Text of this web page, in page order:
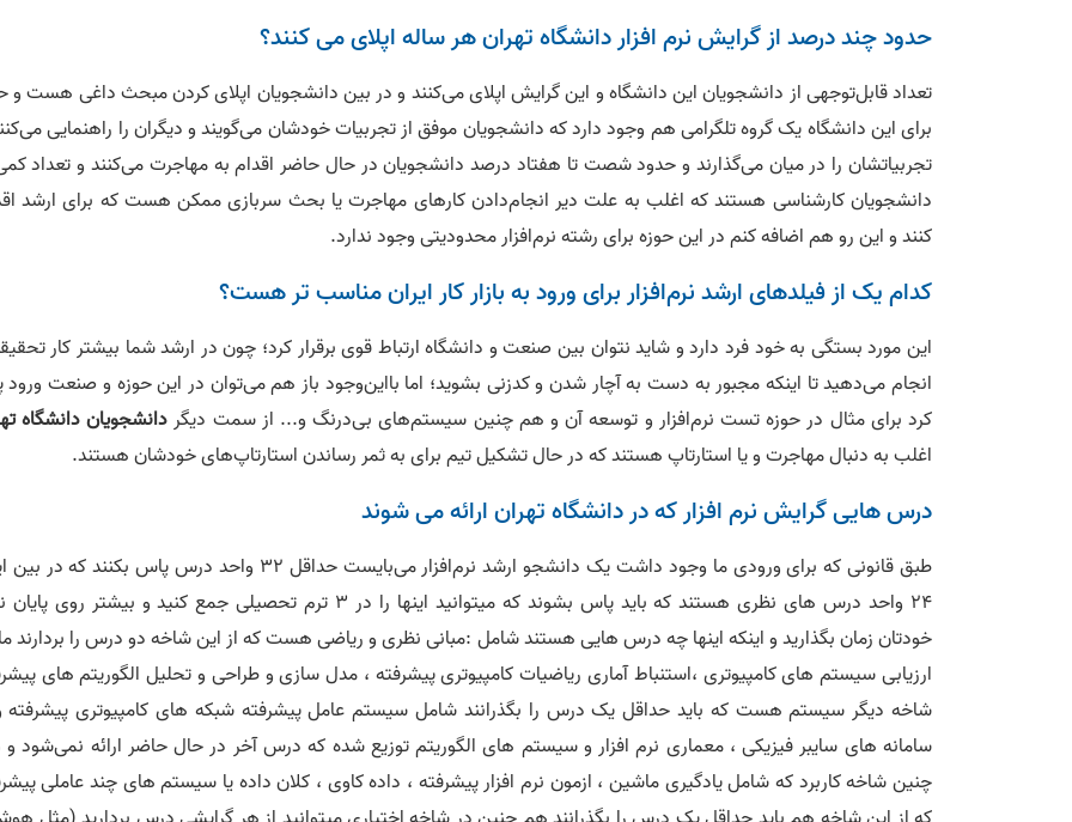
حدود چند درصد از گرایش نرم افزار دانشگاه تهران هر ساله اپلای می‌ کنند؟
تعداد قابل‌توجهی از دانشجویان این دانشگاه و این گرایش اپلای می‌کنند و در بین دانشجویان اپلای کردن مبحث داغی هست و
برای این دانشگاه یک گروه تلگرامی هم وجود دارد که دانشجویان موفق از تجربیات خودشان می‌گویند و دیگران را راهنمایی
تجربیاتشان را در میان می‌گذارند و حدود شصت تا هفتاد درصد دانشجویان در حال حاضر اقدام به مهاجرت می‌کنند و تعداد
دانشجویان کارشناسی هستند که اغلب به علت دیر انجام‌دادن کارهای مهاجرت یا بحث سربازی ممکن هست که برای ارشد
کنند و این رو هم اضافه کنم در این حوزه برای رشته نرم‌افزار محدودیتی وجود ندارد.
کدام یک از فیلدهای ارشد نرم‌افزار برای ورود به بازار کار ایران مناسب‌ تر هست؟
این مورد بستگی به خود فرد دارد و شاید نتوان بین صنعت و دانشگاه ارتباط قوی برقرار کرد؛ چون در ارشد شما بیشتر کار
انجام می‌دهید تا اینکه مجبور به دست به آچار شدن و کدزنی بشوید؛ اما بااین‌وجود باز هم می‌توان در این حوزه و صنعت ورود
کرد برای مثال در حوزه تست نرم‌افزار و توسعه آن و هم چنین سیستم‌های بی‌درنگ و... از سمت دیگردانشجویان دانشگاه
اغلب به دنبال مهاجرت و یا استارتاپ هستند که در حال تشکیل تیم برای به ثمر رساندن استارتاپ‌های خودشان هستند.
درس هایی گرایش نرم افزار که در دانشگاه تهران ارائه می‌ شوند
طبق قانونی که برای ورودی ما وجود داشت یک دانشجو ارشد نرم‌افزار می‌بایست حداقل 32 واحد درس پاس بکنند که
24 واحد درس های نظری هستند که باید پاس بشوند که میتوانید اینها را در 3 ترم تحصیلی جمع کنید و بیشتر روی
خودتان زمان بگذارید و اینکه اینها چه درس هایی هستند شامل :مبانی نظری و ریاضی هست که از این شاخه دو درس را بردارند
ارزیابی سیستم های کامپیوتری ،استنباط آماری ریاضیات کامپیوتری پیشرفته ، مدل سازی و طراحی و تحلیل الگوریتم های
شاخه دیگر سیستم هست که باید حداقل یک درس را بگذرانند شامل سیستم عامل پیشرفته شبکه های کامپیوتری پیشرفته
سامانه های سایبر فیزیکی ، معماری نرم افزار و سیستم های الگوریتم توزیع شده که درس آخر در حال حاضر ارائه نمی‌شود
چنین شاخه کاربرد که شامل یادگیری ماشین ، ازمون نرم افزار پیشرفته ، داده کاوی ، کلان داده یا سیستم های چند عاملی